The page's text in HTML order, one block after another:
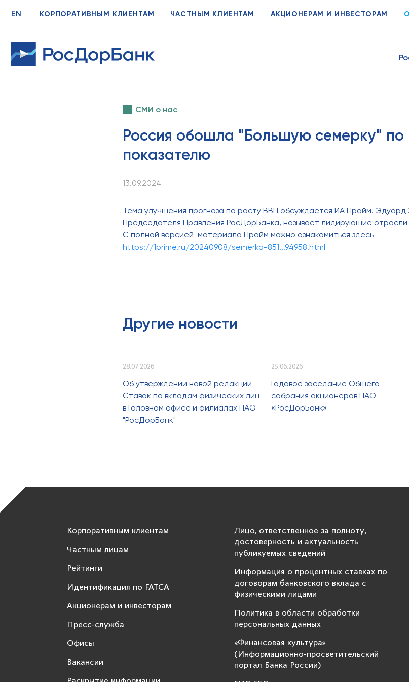
EN КОРПОРАТИВНЫМ КЛИЕНТАМ ЧАСТНЫМ КЛИЕНТАМ АКЦИОНЕРАМ И ИНВЕСТОРАМ
СМИ о нас
Россия обошла "Большую семерку" по
показателю
13.09.2024
Тема улучшения прогноза по росту ВВП обсуждается ИА Прайм. Эдуард
Председателя Правления РосДорБанка, называет лидирующие отрасли
С полной версией материала Прайм можно ознакомиться здесь
https://1prime.ru/20240908/semerka-851...94958.html
Другие новости
28.07.2026
Об утверждении новой редакции
Ставок по вкладам физических лиц
в Головном офисе и филиалах ПАО
"РосДорБанк"
25.06.2026
Годовое заседание Общего
собрания акционеров ПАО
«РосДорБанк»
Корпоративным клиентам
Частным лицам
Рейтинги
Идентификация по FATCA
Акционерам и инвесторам
Пресс-служба
Офисы
Вакансии
Лицо, ответственное за полноту,
достоверность и актуальность
публикуемых сведений
Информация о процентных ставках по
договорам банковского вклада с
физическими лицами
Политика в области обработки
персональных данных
«Финансовая культура»
(Информационно-просветительский
портал Банка России)